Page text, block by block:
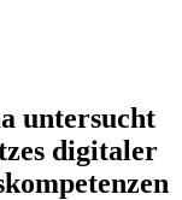
untersucht
digitaler